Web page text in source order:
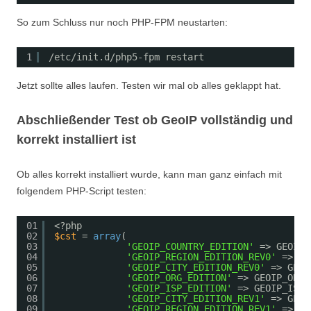
So zum Schluss nur noch PHP-FPM neustarten:
1 /etc/init .d /php5-fpm restart
Jetzt sollte alles laufen. Testen wir mal ob alles geklappt hat.
Abschließender Test ob GeoIP vollständig und
korrekt installiert ist
Ob alles korrekt installiert wurde, kann man ganz einfach mit
folgendem PHP-Script testen:
01
02
03
04
05
06
07
08
<?php
$cst = array(
'GEOIP_COUNTRY_EDITION'
=>
'GEOIP_REGION_EDITION_REV0'
=>
'GEOIP_CITY_EDITION_REV0'
=>
'GEOIP_ORG_EDITION'
=>
'GEOIP_ISP_EDITION'
=>
'GEOIP_CITY_EDITION_REV1'
=>